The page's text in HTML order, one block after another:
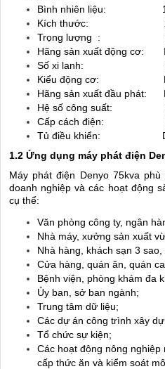
Bình nhiên liệu:
Kích thước: 2630 x
Trọng lượng :
Hãng sản xuất động cơ:
Số xi lanh:
Kiểu động cơ:
Hãng sản xuất đầu phát:
Hệ số công suất:
Cấp cách điện:
Tủ điều khiển:
1.2 Ứng dụng máy phát điện
Máy phát điện Denyo 75kva
doanh nghiệp và các hoạt động
cụ thể:
Văn phòng công ty, ngân
Nhà máy, xưởng sản xuất
Nhà hàng, khách sạn 3
Cửa hàng, quán ăn, quán
Bệnh viện, phòng khám đa
Ủy ban, sở ban ngành;
Trung tâm dữ liệu;
Các dự án công trình xây
Tổ chức sự kiện;
Các hoạt động nông
cấp thức ăn và kiểm soát